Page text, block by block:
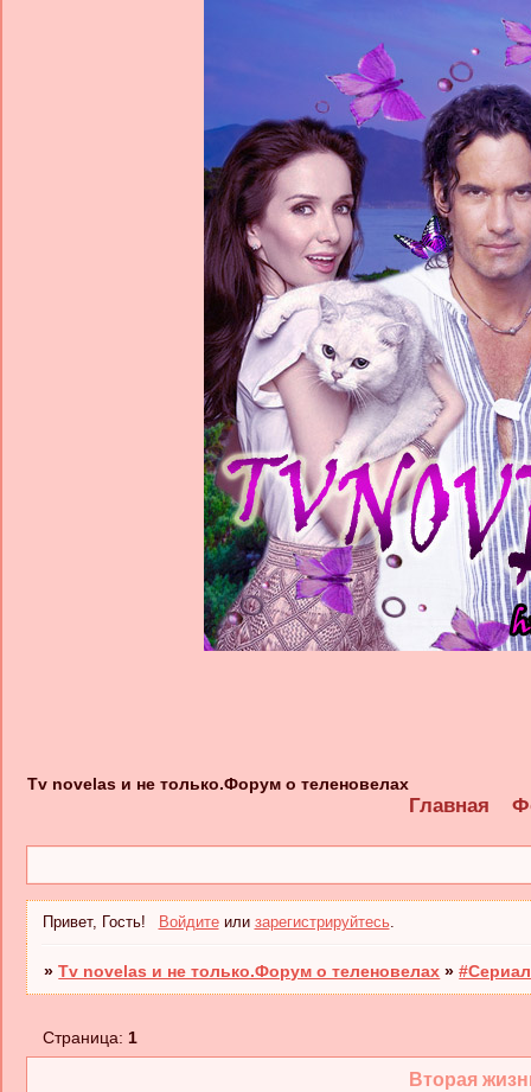
Tv novelas и не только.Форум о теленовелах
Главная
Привет, Гость! Войдитеили зарегистрируйтесь.
»Tv novelas и не только.Форум о теленовелах »
Вторая
Страница:1